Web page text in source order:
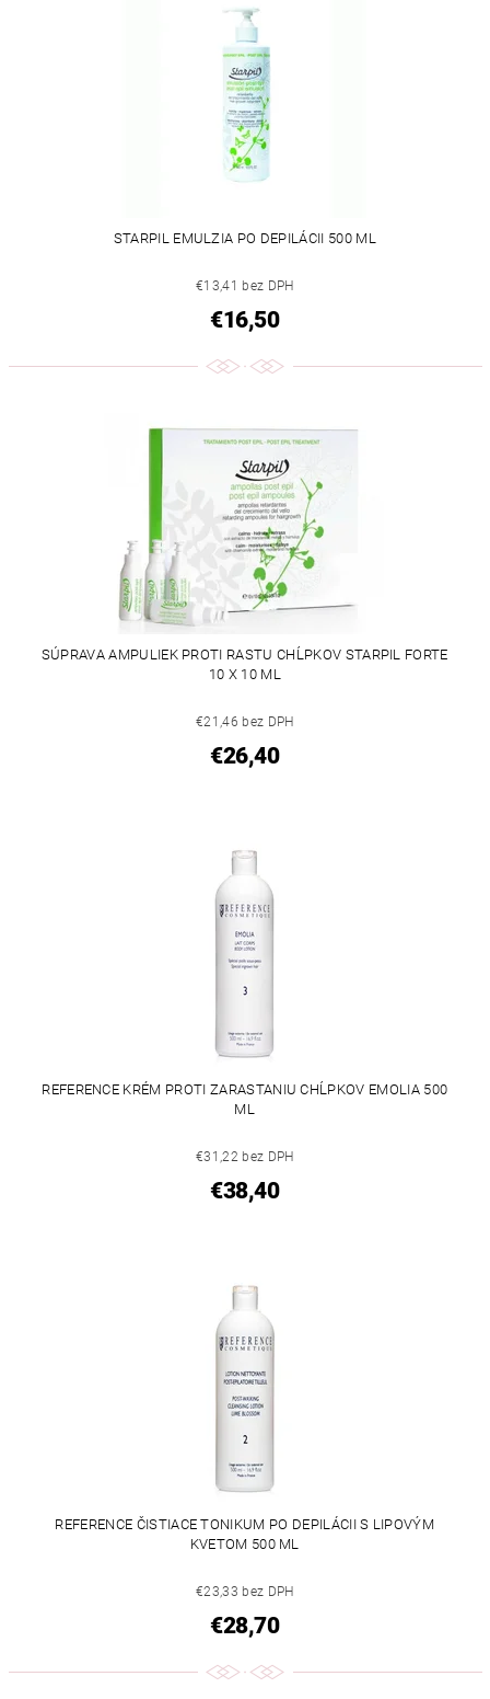
STARPIL EMULZIA PO DEPILÁCII 500 ML
€13,41 bez DPH
€16,50
SÚPRAVA AMPULIEK PROTI RASTU CHĹPKOV STARPIL FORTE
10 X 10 ML
€21,46 bez DPH
€26,40
REFERENCE KRÉM PROTI ZARASTANIU CHĹPKOV EMOLIA 500
ML
€31,22 bez DPH
€38,40
REFERENCE ČISTIACE TONIKUM PO DEPILÁCII S LIPOVÝM
KVETOM 500 ML
€23,33 bez DPH
€28,70